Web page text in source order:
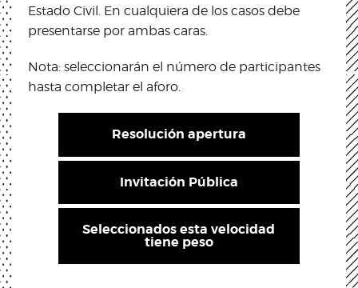
Estado Civil. En cualquiera de los casos debe
presentarse por ambas caras.
Nota: seleccionarán el número de participantes
hasta completar el aforo.
Resolución apertura
Invitación Pública
Seleccionados esta velocidad
tiene peso